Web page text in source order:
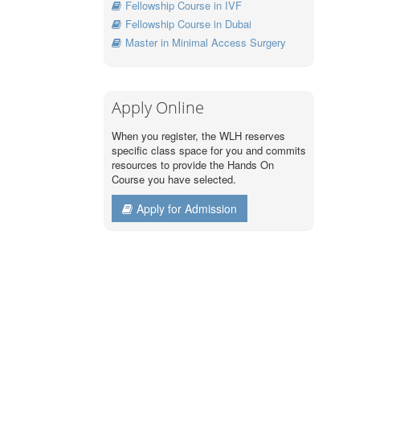
Fellowship Course in IVF
Fellowship Course in Dubai
Master in Minimal Access Surgery
Apply Online
When you register, the WLH reserves
specific class space for you and commits
resources to provide the Hands On
Course you have selected.
Apply for Admission